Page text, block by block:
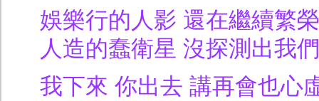
娛樂行的人影 還在繼續繁
人造的蠢衛星 沒探測出我
我下來 你出去 講再會也心